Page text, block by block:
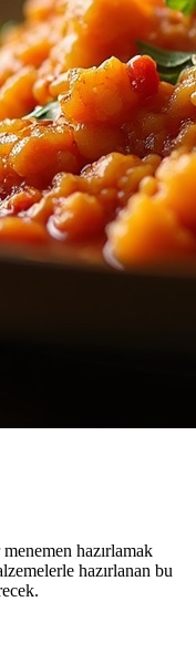
hazırlamak
hazırlanan bu